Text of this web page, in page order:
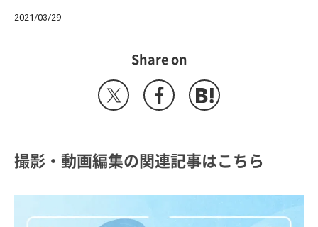
2021/03/29
Share on
撮影・動画編集の関連記事はこちら